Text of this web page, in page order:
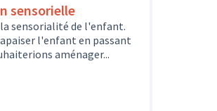
sensorielle
sensorialité de l'enfant.
l'enfant en passant
aménager...